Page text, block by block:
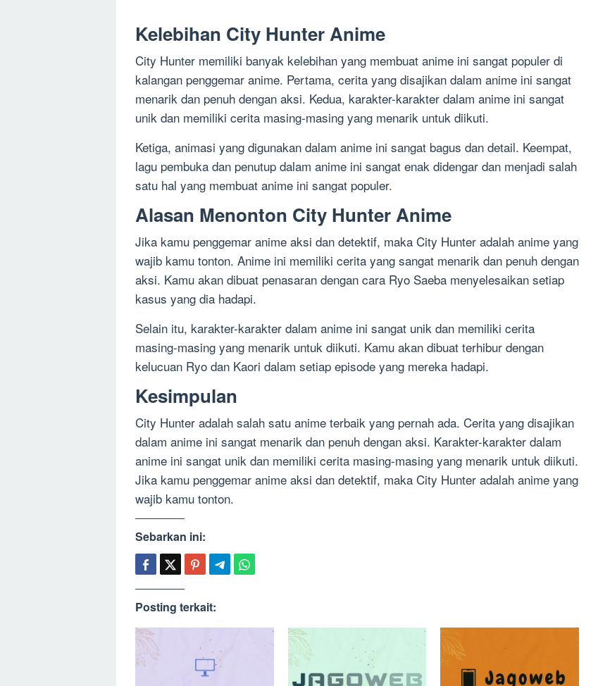
Kelebihan City Hunter Anime
City Hunter memiliki banyak kelebihan yang membuat anime ini sangat populer di
kalangan penggemar anime. Pertama, cerita yang disajikan dalam anime ini sangat
menarik dan penuh dengan aksi. Kedua, karakter-karakter dalam anime ini sangat
unik dan memiliki cerita masing-masing yang menarik untuk diikuti.
Ketiga, animasi yang digunakan dalam anime ini sangat bagus dan detail. Keempat,
lagu pembuka dan penutup dalam anime ini sangat enak didengar dan menjadi salah
satu hal yang membuat anime ini sangat populer.
Alasan Menonton City Hunter Anime
Jika kamu penggemar anime aksi dan detektif, maka City Hunter adalah anime yang
wajib kamu tonton. Anime ini memiliki cerita yang sangat menarik dan penuh dengan
aksi. Kamu akan dibuat penasaran dengan cara Ryo Saeba menyelesaikan setiap
kasus yang dia hadapi.
Selain itu, karakter-karakter dalam anime ini sangat unik dan memiliki cerita
masing-masing yang menarik untuk diikuti. Kamu akan dibuat terhibur dengan
kelucuan Ryo dan Kaori dalam setiap episode yang mereka hadapi.
Kesimpulan
City Hunter adalah salah satu anime terbaik yang pernah ada. Cerita yang disajikan
dalam anime ini sangat menarik dan penuh dengan aksi. Karakter-karakter dalam
anime ini sangat unik dan memiliki cerita masing-masing yang menarik untuk diikuti.
Jika kamu penggemar anime aksi dan detektif, maka City Hunter adalah anime yang
wajib kamu tonton.
Sebarkan ini:
Posting terkait: